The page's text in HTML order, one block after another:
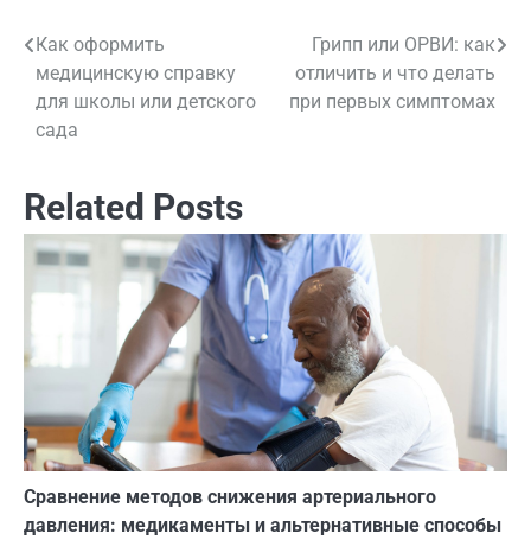
Навигация
по
записям
Как оформить
медицинскую справку
для школы или детского
сада
Грипп или ОРВИ: как
отличить и что делать
при первых симптомах
Related Posts
Сравнение методов снижения артериального
давления: медикаменты и альтернативные способы